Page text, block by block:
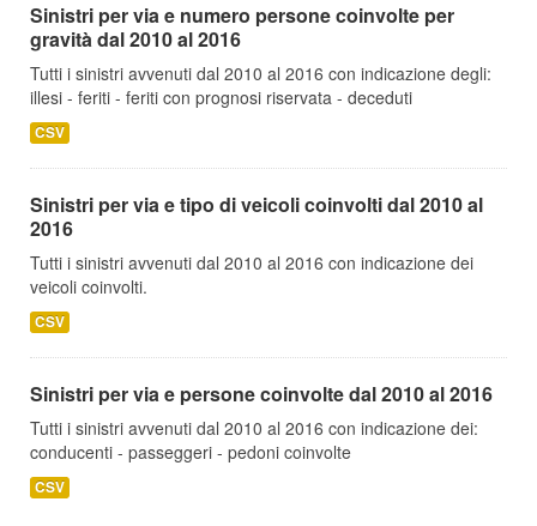
Sinistri per via e numero persone coinvolte per
gravità dal 2010 al 2016
Tutti i sinistri avvenuti dal 2010 al 2016 con indicazione degli:
illesi - feriti - feriti con prognosi riservata - deceduti
CSV
Sinistri per via e tipo di veicoli coinvolti dal 2010 al
2016
Tutti i sinistri avvenuti dal 2010 al 2016 con indicazione dei
veicoli coinvolti.
CSV
Sinistri per via e persone coinvolte dal 2010 al 2016
Tutti i sinistri avvenuti dal 2010 al 2016 con indicazione dei:
conducenti - passeggeri - pedoni coinvolte
CSV